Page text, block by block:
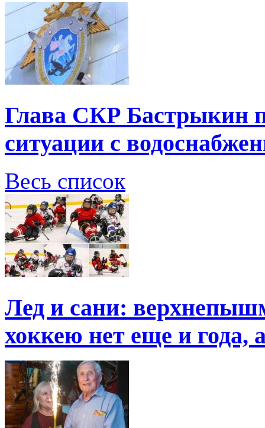
Глава СКР Бастрыкин
ситуации с
Весь список
Лед и сани:
хоккею нет еще и года,